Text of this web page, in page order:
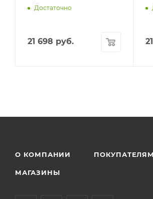
Достаточно
21 698 руб.
О КОМПАНИИ ПОКУПАТЕЛЯМ
МАГАЗИНЫ